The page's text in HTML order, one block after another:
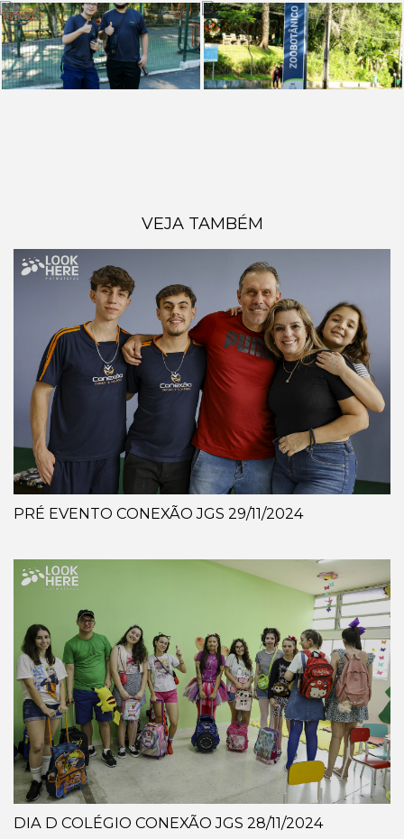
VEJA TAMBÉM
PRÉ EVENTO CONEXÃO JGS 29/11/2024
DIA D COLÉGIO CONEXÃO JGS 28/11/2024